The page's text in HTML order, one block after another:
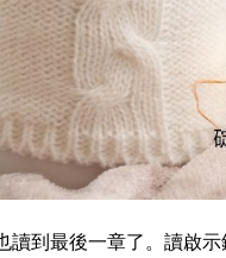
到最後一章了。讀啟示